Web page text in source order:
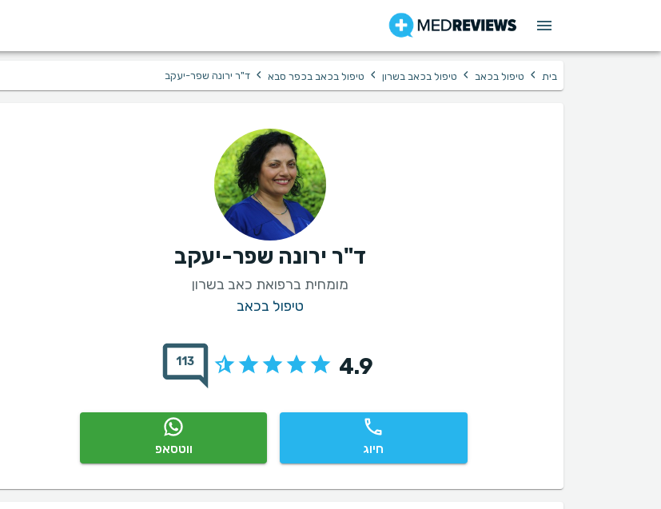
בית › טיפול בכאב › טיפול בכאב בשרון › טיפול בכאב בכפר סבא › ד"ר ירונה שפר-יעקב
ד"ר ירונה שפר-יעקב
מומחית ברפואת כאב בשרון
טיפול בכאב
4.9
113
חיוג ווטסאפ